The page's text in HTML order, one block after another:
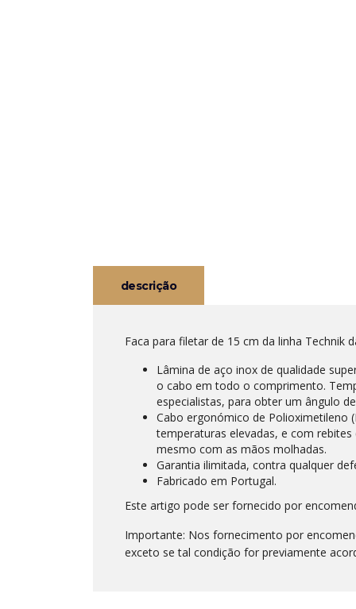
descrição
Faca para filetar de 15 cm da linha Technik
Lâmina de aço inox de qualidade
o cabo em todo o comprimento.
especialistas, para obter um ângulo
Cabo ergonómico de Polioximetileno
temperaturas elevadas, e com
mesmo com as mãos molhadas.
Garantia ilimitada, contra qualquer
Fabricado em Portugal.
Este artigo pode ser fornecido por
Importante: Nos fornecimento por
exceto se tal condição for previamente